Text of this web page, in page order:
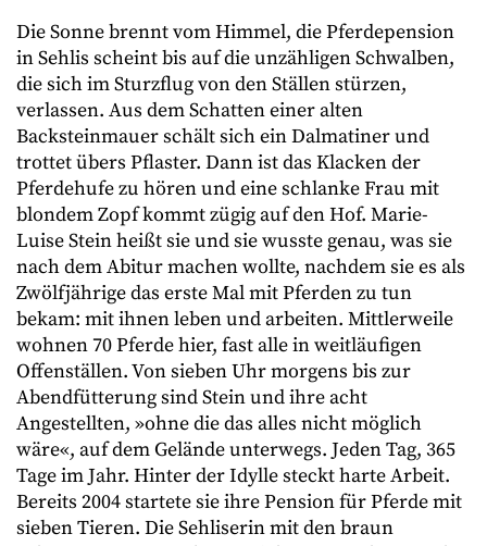
Die Sonne brennt vom Himmel, die Pferdepension
in Sehlis scheint bis auf die unzähligen Schwalben,
die sich im Sturzflug von den Ställen stürzen,
verlassen. Aus dem Schatten einer alten
Backsteinmauer schält sich ein Dalmatiner und
trottet übers Pflaster. Dann ist das Klacken der
Pferdehufe zu hören und eine schlanke Frau mit
blondem Zopf kommt zügig auf den Hof. Marie-
Luise Stein heißt sie und sie wusste genau, was sie
nach dem Abitur machen wollte, nachdem sie es als
Zwölfjährige das erste Mal mit Pferden zu tun
bekam: mit ihnen leben und arbeiten. Mittlerweile
wohnen 70 Pferde hier, fast alle in weitläufigen
Offenställen. Von sieben Uhr morgens bis zur
Abendfütterung sind Stein und ihre acht
Angestellten, »ohne die das alles nicht möglich
wäre«, auf dem Gelände unterwegs. Jeden Tag, 365
Tage im Jahr. Hinter der Idylle steckt harte Arbeit.
Bereits 2004 startete sie ihre Pension für Pferde mit
sieben Tieren. Die Sehliserin mit den braun